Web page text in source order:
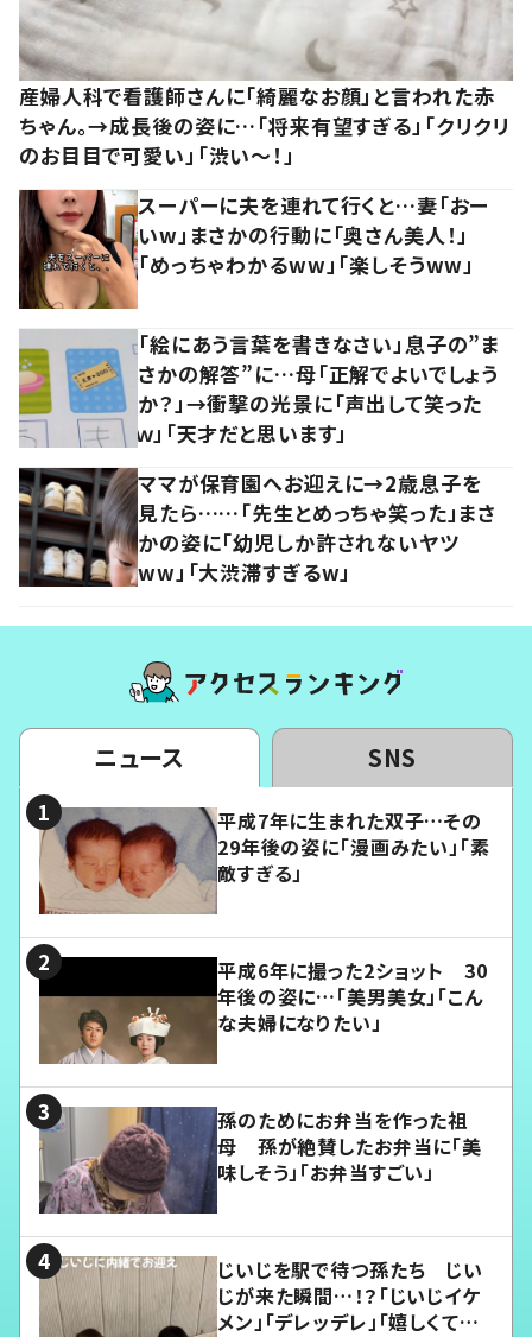
産婦人科で看護師さんに「綺麗なお顔」と言われた赤
ちゃん。→成長後の姿に…「将来有望すぎる」「クリクリ
のお目目で可愛い」「渋い～！」
スーパーに夫を連れて行くと…妻「おー
いw」まさかの行動に「奥さん美人！」
「めっちゃわかるww」「楽しそうww」
「絵にあう言葉を書きなさい」息子の”ま
さかの解答”に…母「正解でよいでしょう
か？」→衝撃の光景に「声出して笑った
ｗ」「天才だと思います」
ママが保育園へお迎えに→2歳息子を
見たら……「先生とめっちゃ笑った」まさ
かの姿に「幼児しか許されないヤツ
ww」「大渋滞すぎるw」
ニュース SNS
平成7年に生まれた双子…その
29年後の姿に「漫画みたい」「素
敵すぎる」
平成6年に撮った2ショット 30
年後の姿に…「美男美女」「こん
な夫婦になりたい」
孫のためにお弁当を作った祖
母 孫が絶賛したお弁当に「美
味しそう」「お弁当すごい」
じいじを駅で待つ孫たち じい
じが来た瞬間…！？「じいじイケ
メン」「デレッデレ」「嬉しくて可